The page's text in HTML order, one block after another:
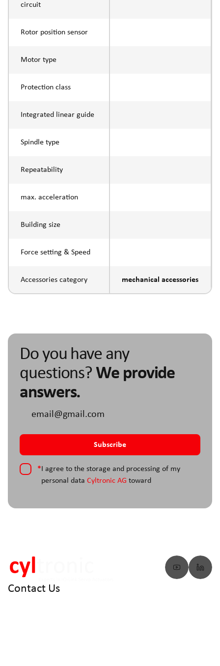
circuit
Rotor position sensor
Motor type
Protection class
Integrated linear guide
Spindle type
Repeatability
max. acceleration
Building size
Force setting & Speed
Accessories category mechanical accessories
Do you have any
questions? We provide
answers.
*I agree to the storage and processing of my
personal data Cyltronic AG toward
Contact Us